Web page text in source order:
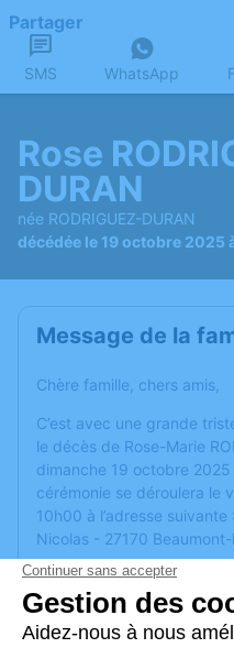
Partager
SMS WhatsApp
Rose
DURAN
née RODRIGUEZ-DURAN
décédée le 19 octobre 2025
Message de la
Chère famille, chers amis,
C’est avec une grande
le décès de Rose-Marie
dimanche 19 octobre
cérémonie se déroulera le
10h00 à l’adresse
Nicolas - 27170 Beaumont-
Nous vous invitons à
condoléances, partager
anecdote ou exprimer vos
ou des textes. Cet endroit